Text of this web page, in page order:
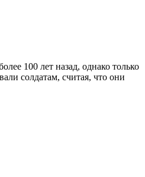
100 лет назад, однако только
солдатам, считая, что они